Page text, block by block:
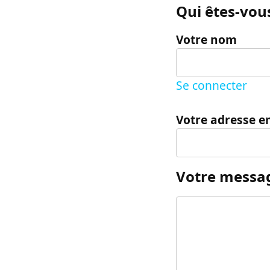
Qui êtes-
Votre nom
Se connecter
Votre adresse
Votre